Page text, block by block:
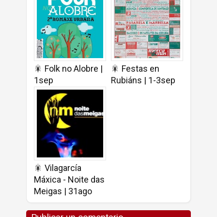
🎇 Folk no Alobre |
1sep
🎇 Festas en
Rubiáns | 1-3sep
🎇 Vilagarcía
Máxica - Noite das
Meigas | 31ago